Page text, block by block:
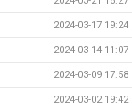
2024-03-17 19:24
2024-03-14 11:07
2024-03-09 17:58
2024-03-02 19:42